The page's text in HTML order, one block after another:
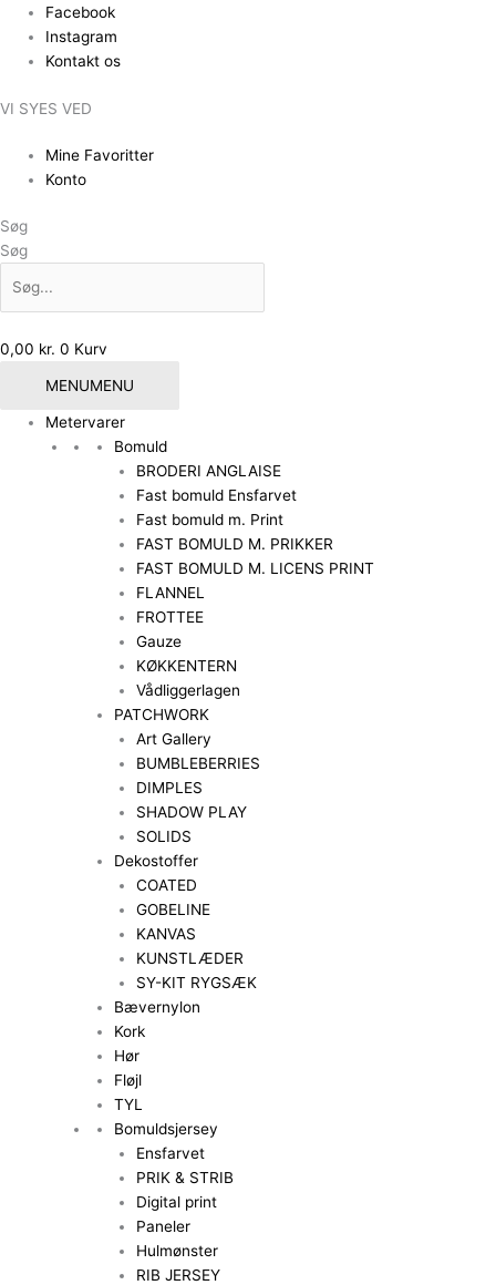
indholdet
Facebook
Instagram
Kontakt os
VI SYES VED
Mine Favoritter
Konto
Søg
Søg
0,00 kr. 0 Kurv
MENUMENU
Metervarer
Bomuld
BRODERI ANGLAISE
Fast bomuld Ensfarvet
Fast bomuld m. Print
FAST BOMULD M. PRIKKER
FAST BOMULD M. LICENS PRINT
FLANNEL
FROTTEE
Gauze
KØKKENTERN
Vådliggerlagen
PATCHWORK
Art Gallery
BUMBLEBERRIES
DIMPLES
SHADOW PLAY
SOLIDS
Dekostoffer
COATED
GOBELINE
KANVAS
KUNSTLÆDER
SY-KIT RYGSÆK
Bævernylon
Kork
Hør
Fløjl
TYL
Bomuldsjersey
Ensfarvet
PRIK & STRIB
Digital print
Paneler
Hulmønster
RIB JERSEY